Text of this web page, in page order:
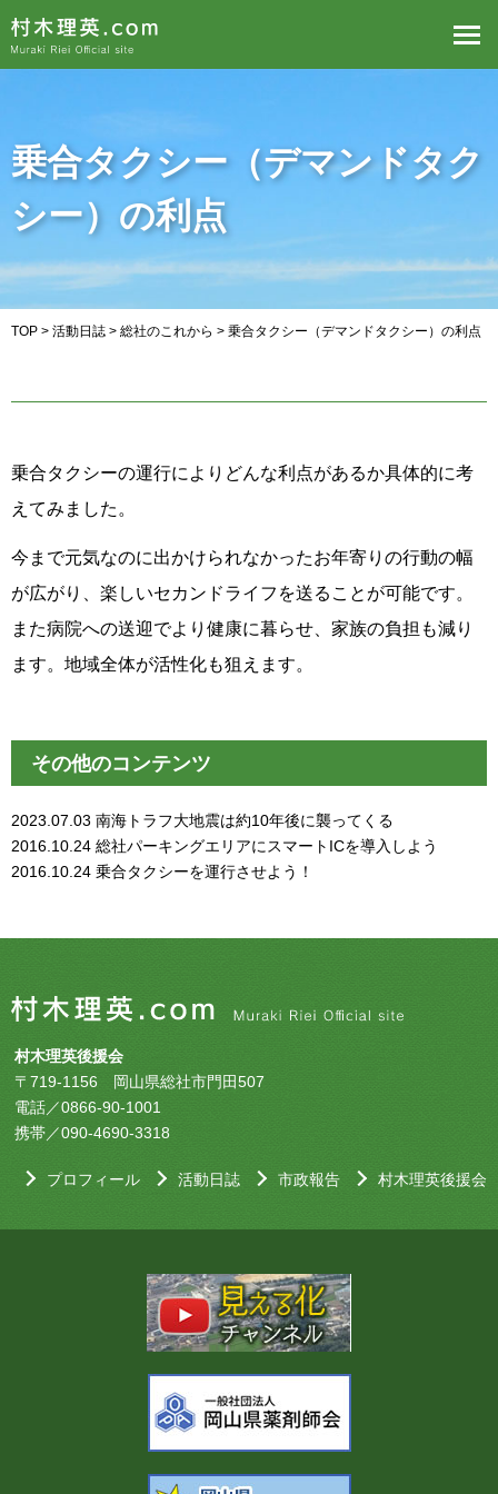
乗合タクシー（デマンドタク
シー）の利点
TOP > 活動日誌 > 総社のこれから > 乗合タクシー（デマンドタクシー）の利点
乗合タクシーの運行によりどんな利点があるか具体的に考
えてみました。
今まで元気なのに出かけられなかったお年寄りの行動の幅
が広がり、楽しいセカンドライフを送ることが可能です。
また病院への送迎でより健康に暮らせ、家族の負担も減り
ます。地域全体が活性化も狙えます。
その他のコンテンツ
2023.07.03 南海トラフ大地震は約10年後に襲ってくる
2016.10.24 総社パーキングエリアにスマートICを導入しよう
2016.10.24 乗合タクシーを運行させよう！
村木理英後援会
〒719-1156 岡山県総社市門田507
電話／0866-90-1001
携帯／090-4690-3318
プロフィール 活動日誌 市政報告 村木理英後援会